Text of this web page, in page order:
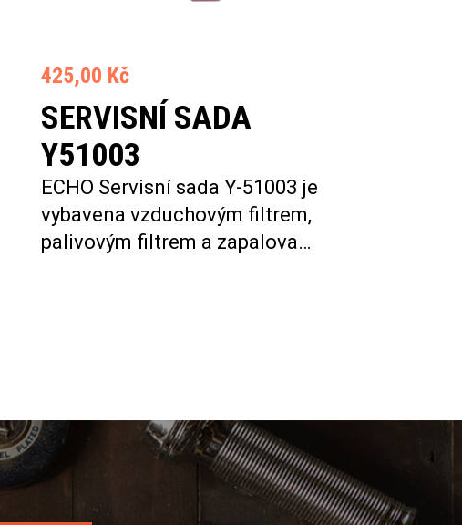
425,00 Kč
SERVISNÍ SADA
Y51003
ECHO Servisní sada Y-51003 je
vybavena vzduchovým filtrem,
palivovým filtrem a zapalova…